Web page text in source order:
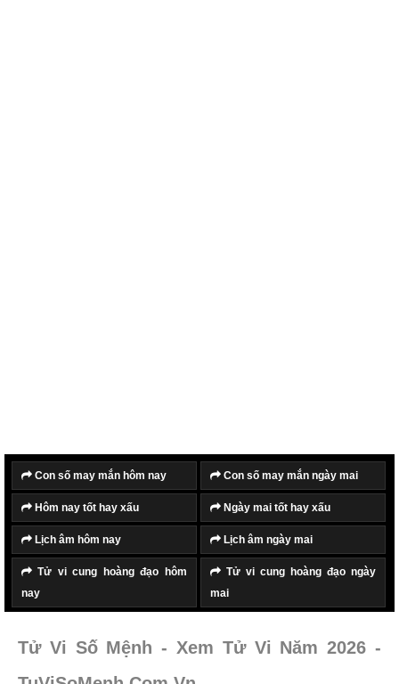
Con số may mắn hôm nay Con số may mắn ngày mai
Hôm nay tốt hay xấu Ngày mai tốt hay xấu
Lịch âm hôm nay Lịch âm ngày mai
Tử vi cung hoàng đạo hôm
nay
Tử vi cung hoàng đạo ngày
mai
Tử Vi Số Mệnh - Xem Tử Vi Năm 2026 -